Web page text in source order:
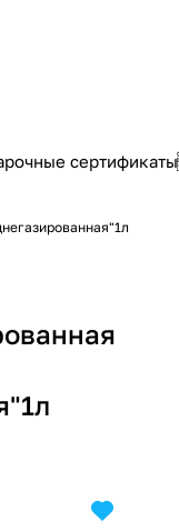
сертификаты